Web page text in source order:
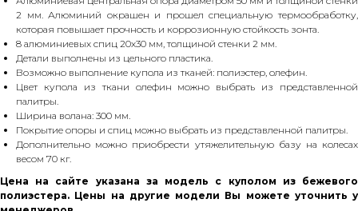
2 мм. Алюминий окрашен и прошел специальную термообработку,
которая повышает прочность и коррозионную стойкость зонта.
8 алюминиевых спиц 20х30 мм, толщиной стенки 2 мм.
Детали выполнены из цельного пластика.
Возможно выполнение купола из тканей: полиэстер, олефин.
Цвет купола из ткани олефин можно выбрать из представленной
палитры.
Ширина волана: 300 мм.
Покрытие опоры и спиц можно выбрать из представленной палитры.
Дополнительно можно приобрести утяжелительную базу на колесах
весом 70 кг.
Цена на сайте указана за модель с куполом из бежевого
полиэстера. Цены на другие модели Вы можете уточнить у